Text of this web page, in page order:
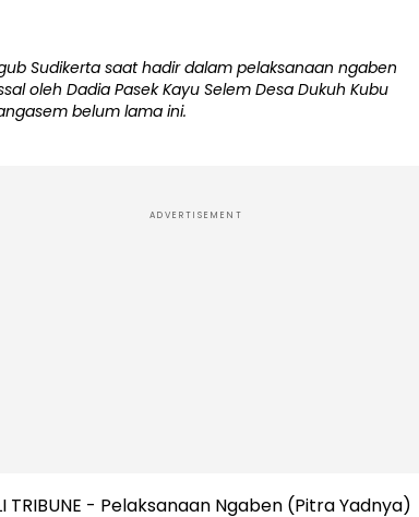
Sudikerta saat hadir dalam pelaksanaan ngaben
oleh Dadia Pasek Kayu Selem Desa Dukuh Kubu
belum lama ini.
ADVERTISEMENT
TRIBUNE - Pelaksanaan Ngaben (Pitra Yadnya)